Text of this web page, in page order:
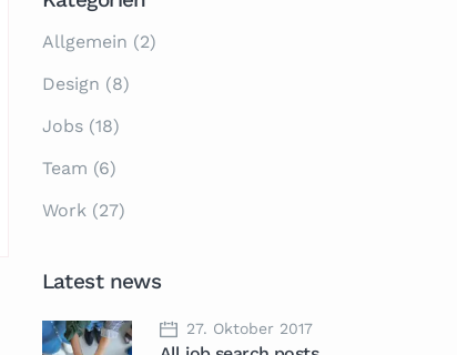
Allgemein (2)
Design (8)
Jobs(18)
Team (6)
Work(27)
Latest news
27. Oktober 2017